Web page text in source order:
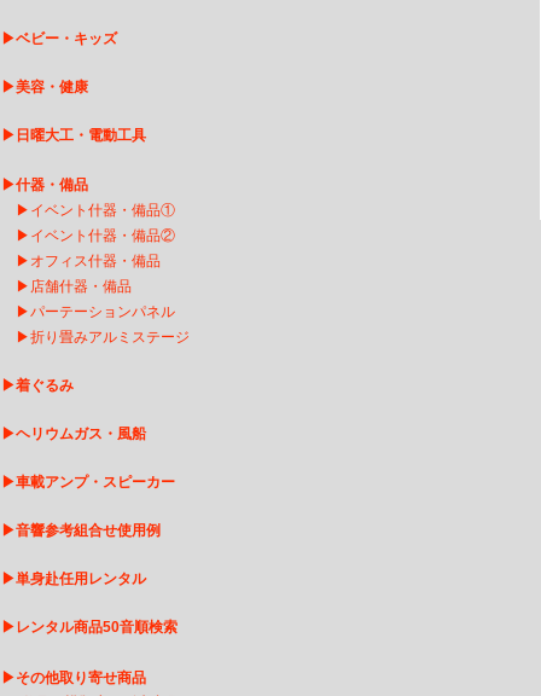
▶ベビー・キッズ
▶美容・健康
▶ 日曜大工・電動工具
▶什器・備品
▶ イベント什器・備品①
▶ イベント什器・備品②
▶ オフィス什器・備品
▶ 店舗什器・備品
▶パーテーションパネル
▶折り畳みアルミステージ
▶着ぐるみ
▶ヘリウムガス・風船
▶車載アンプ・スピーカー
▶音響参考組合せ使用例
▶単身赴任用レンタル
▶ レンタル商品50音順検索
▶その他取り寄せ商品